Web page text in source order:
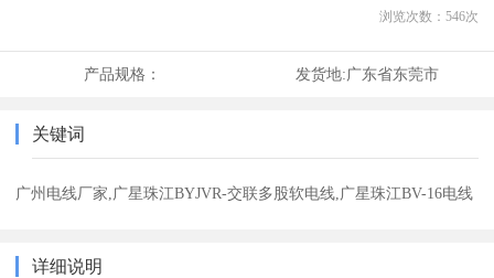
浏览次数： 546次
产品规格： 发货地:广东省东莞市
关键词
广州电线厂家,广星珠江BYJVR-交联多股软电线,广星珠江BV-16电线
详细说明